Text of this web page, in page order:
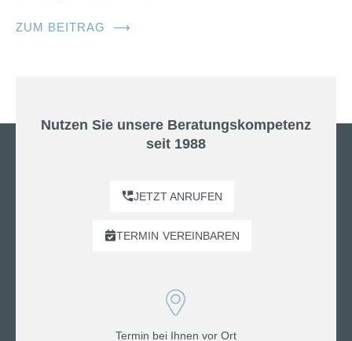
ZUM BEITRAG ⟶
Nutzen Sie unsere Beratungskompetenz
seit 1988
JETZT ANRUFEN
TERMIN VEREINBAREN
Termin bei Ihnen vor Ort